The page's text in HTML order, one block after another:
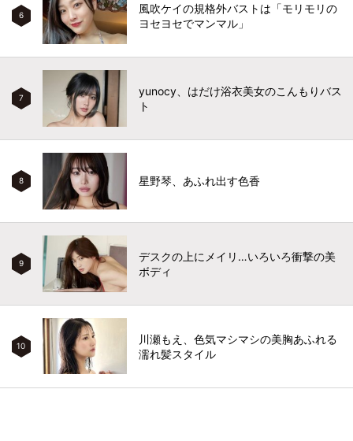
6
風吹ケイの規格外バストは「モリモリの
ヨセヨセでマンマル」
7
yunocy、はだけ浴衣美女のこんもりバス
ト
8 星野琴、あふれ出す色香
9
デスクの上にメイリ…いろいろ衝撃の美
ボディ
10
川瀬もえ、色気マシマシの美胸あふれる
濡れ髪スタイル